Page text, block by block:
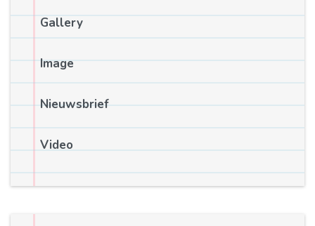
Gallery
Image
Nieuwsbrief
Video